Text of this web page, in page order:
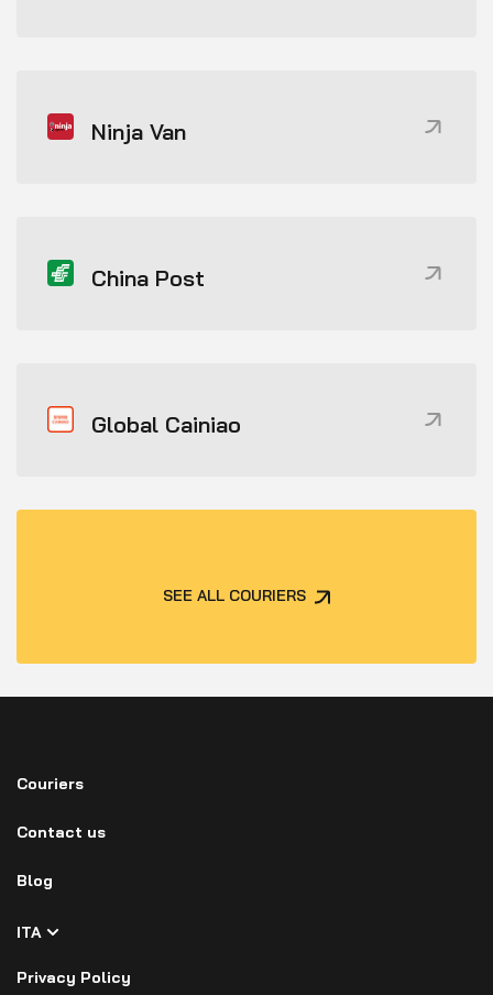
Ninja Van
China Post
Global Cainiao
SEE ALL COURIERS
Couriers
Contact us
Blog
ITA
Privacy Policy